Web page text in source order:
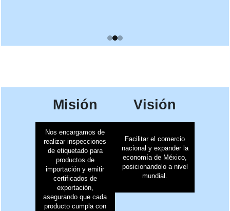
Misión
Nos encargamos de
realizar inspecciones
de etiquetado para
productos de
importación y emitir
certificados de
exportación,
asegurando que cada
producto cumpla con
Visión
Facilitar el comercio
nacional y expander la
economía de México,
posicionandolo a nivel
mundial.